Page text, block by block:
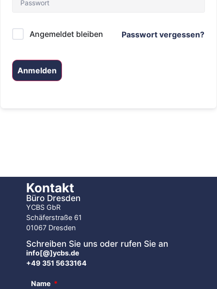
Angemeldet bleiben Passwort vergessen?
Anmelden
Kontakt
Büro Dresden
YCBS GbR
Schäferstraße 61
01067 Dresden
Schreiben Sie uns oder rufen Sie an
info[@]ycbs.de
+49 351 5633164
Name